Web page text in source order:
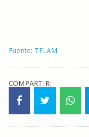
Fuente: TELAM
COMPARTIR: